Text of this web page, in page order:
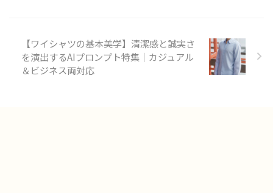
【ワイシャツの基本美学】清潔感と誠実さ
を演出するAIプロンプト特集｜カジュアル
＆ビジネス両対応